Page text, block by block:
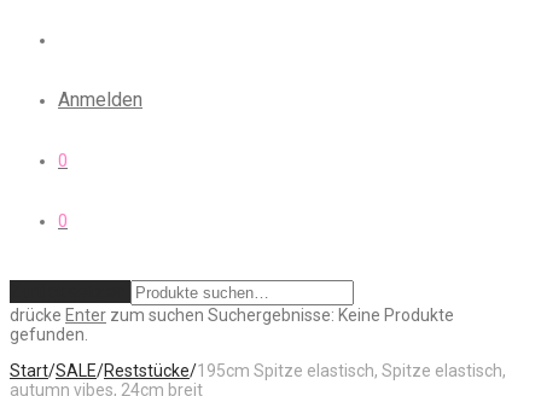
Anmelden
0
0
drücke Enter zum suchen Suchergebnisse: Keine Produkte
gefunden.
Start/SALE/Reststücke/195cm Spitze elastisch, Spitze elastisch,
autumn vibes, 24cm breit